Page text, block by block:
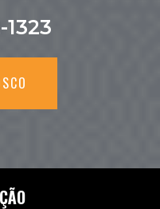
1323